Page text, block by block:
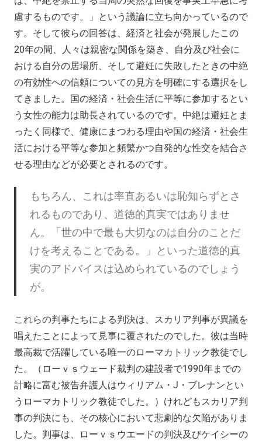
慮するものです。」という議論に立ち向かっているので
す。そして彼らの回答は、経済と社会が発展したこの
20年の間、人々は親密な関係を築き、自分及び社会に
おける自分の居場所、そして避妊に失敗したときの中絶
の有効性への信頼についての見方を明確にする選択をし
てきました。国の経済・社会生活に平等に参加するとい
う女性の能力は助長されているのです。中絶は避妊とま
ったく同様で、健康にまつわる理由や国の経済・社会生
活における平等な参加と頻繁かつ自発的な性交を結合さ
せる理由などが必要とされるのです。
もちろん、これは率直あるいは恥知らずとさ
れるものであり、道徳的真実ではありませ
ん。「世の中で最も大切なのは自分のことだ
けを考えることである。」といった道徳的真
実のアドバイスは込められているのでしょう
が。
これらの判事たちによる判決は、スカリア判事が異議を
唱えたことによって見事に覆されたのでした。彼は当時
最高裁で活躍している唯一のローマカトリック教徒でし
た。（ローｖｓウェード裁判の建設者で1990年までの
計略に富む被告弁護人はウィリアム・J・ブレナンとい
うローマカトリック教徒でした。）けれどもスカリア判
事の判決にも、その核心において悲劇的な欠陥がありま
した。判事は、ローｖｓウエードの判決及びケイシーの